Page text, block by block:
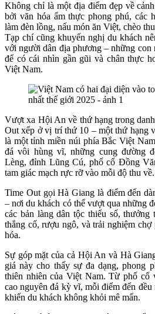
Không chỉ là một địa điểm đẹp về
bởi văn hóa ẩm thực phong phú, các
làm đèn lồng, nấu món ăn Việt, chèo
Tạp chí cũng khuyến nghị du khách
với người dân địa phương – những con
để có cái nhìn gần gũi và chân thực
Việt Nam.
Vượt xa Hội An về thứ hạng trong
Out xếp ở vị trí thứ 10 – một thứ hạng
là một tỉnh miền núi phía Bắc Việt
đá vôi hùng vĩ, những cung đường
Lèng, đỉnh Lũng Cú, phố cổ Đồng
tam giác mạch rực rỡ vào mỗi độ thu về.
Time Out gọi Hà Giang là điểm đến
– nơi du khách có thể vượt qua những
các bản làng dân tộc thiểu số, thưởng
thắng cố, rượu ngô, và trải nghiệm chợ
hóa.
Sự góp mặt của cả Hội An và Hà
giá này cho thấy sự đa dạng, phong
thiên nhiên của Việt Nam. Từ phố cổ
cao nguyên đá kỳ vĩ, mỗi điểm đến đều
khiến du khách không khỏi mê mẩn.